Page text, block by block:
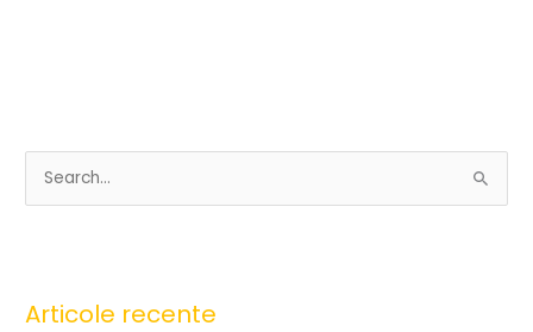
c
Articole recente